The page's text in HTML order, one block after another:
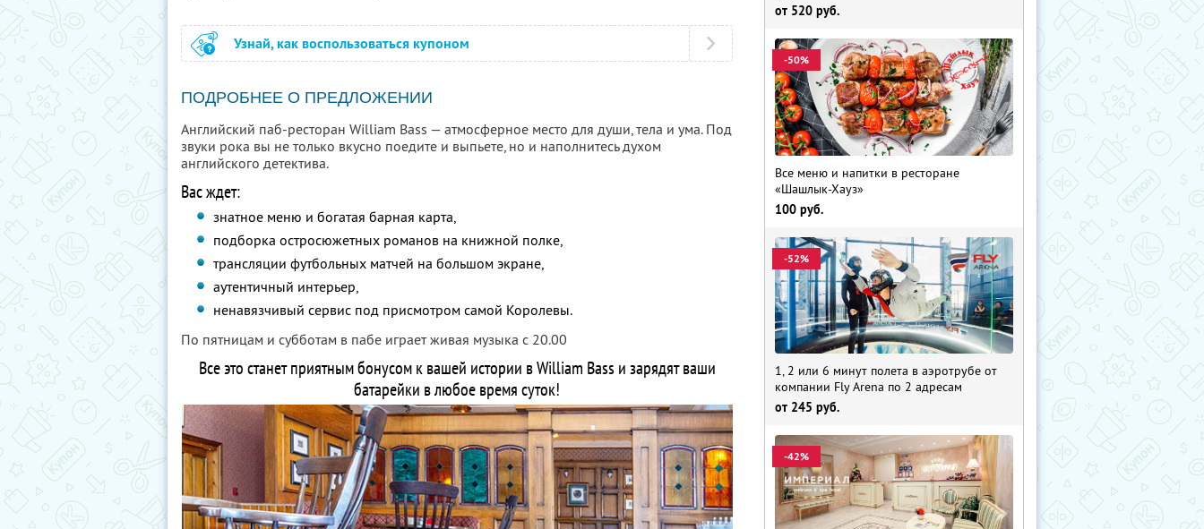
Узнай, как воспользоваться купоном
ПОДРОБНЕЕ О ПРЕДЛОЖЕНИИ
Английский паб-ресторан William Bass — атмосферное место для души, тела и ума. Под
звуки рока вы не только вкусно поедите и выпьете, но и наполнитесь духом
английского детектива.
Вас ждет:
знатное меню и богатая барная карта,
подборка остросюжетных романов на книжной полке,
трансляции футбольных матчей на большом экране,
аутентичный интерьер,
ненавязчивый сервис под присмотром самой Королевы.
По пятницам и субботам в пабе играет живая музыка с 20.00
Все это станет приятным бонусом к вашей истории в William Bass и зарядят ваши
батарейки в любое время суток!
от 520 руб.
-50%
Все меню и напитки в ресторане
«Шашлык-Хауз»
100 руб.
-52%
1, 2 или 6 минут полета в аэротрубе от
компании Fly Arena по 2 адресам
от 245 руб.
-42%